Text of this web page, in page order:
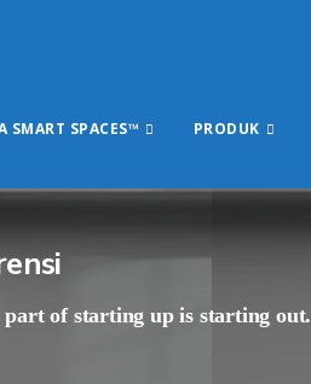
SMART SPACES™ PRODUK
part of starting up is starting out.